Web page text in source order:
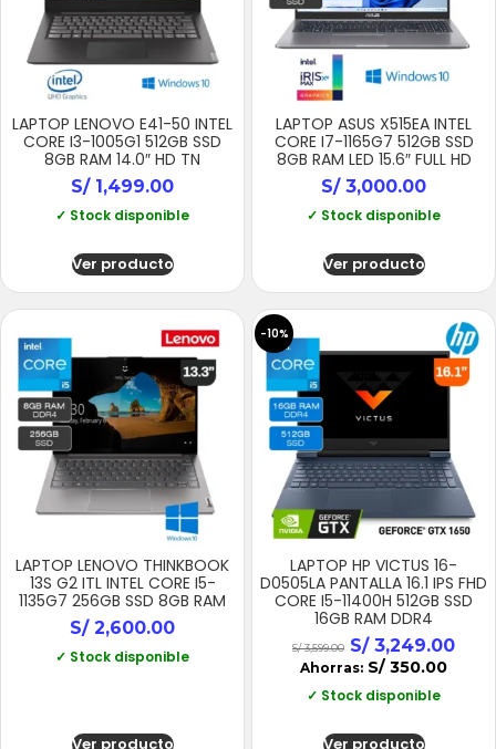
LAPTOP LENOVO E41-50 INTEL
CORE I3-1005G1 512GB SSD
8GB RAM 14.0″ HD TN
S/1,499.00
✓ Stock disponible
Ver producto
LAPTOP ASUS X515EA INTEL
CORE I7-1165G7 512GB SSD
8GB RAM LED 15.6″ FULL HD
S/3,000.00
✓ Stock disponible
Ver producto
LAPTOP LENOVO THINKBOOK
13S G2 ITL INTEL CORE I5-
1135G7 256GB SSD 8GB RAM
S/2,600.00
✓ Stock disponible
Ver producto
-10%
LAPTOP HP VICTUS 16-
D0505LA PANTALLA 16.1 IPS FHD
CORE I5-11400H 512GB SSD
16GB RAM DDR4
S/3,599.00 S/3,249.00
Ahorras: S/ 350.00
✓ Stock disponible
Ver producto